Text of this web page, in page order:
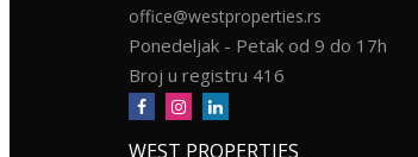
office@westproperties.rs
Ponedeljak - Petak od 9 do 17h
Broj u registru 416
WEST PROPERTIES